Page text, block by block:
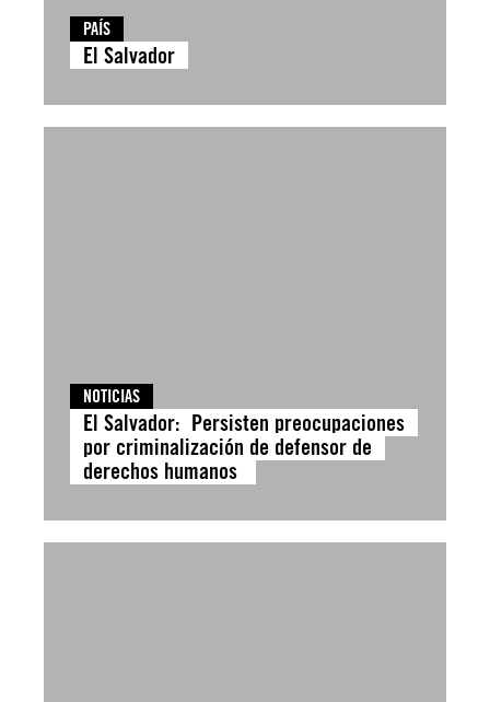
PAÍS
El Salvador
NOTICIAS
El Salvador: Persisten preocupaciones
por criminalización de defensor de
derechos humanos